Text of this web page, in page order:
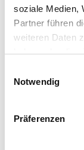
soziale Medien,
Partner führen
weiteren Daten
haben oder die
Notwendig
Präferenzen